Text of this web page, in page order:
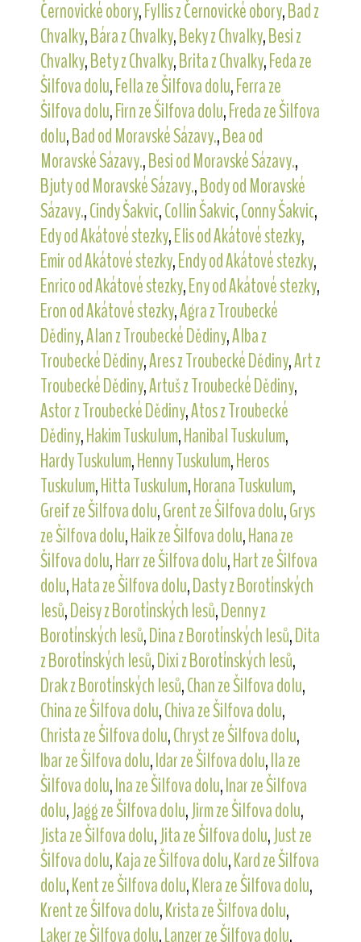
Černovické obory,Fyllis z Černovické obory,Bad z
Chvalky,Bára z Chvalky,Beky z Chvalky,Besi z
Chvalky,Bety z Chvalky,Brita z Chvalky,Feda ze
Šilfova dolu,Fella ze Šilfova dolu,Ferra ze
Šilfova dolu,Firn ze Šilfova dolu,Freda ze Šilfova
dolu,Bad od Moravské Sázavy.,Bea od
Moravské Sázavy.,Besi od Moravské Sázavy.,
Bjuty od Moravské Sázavy.,Body od Moravské
Sázavy.,Cindy Šakvic,Collin Šakvic,Conny Šakvic,
Edy od Akátové stezky,Elis od Akátové stezky,
Emir od Akátové stezky,Endy od Akátové stezky,
Enrico od Akátové stezky,Eny od Akátové stezky,
Eron od Akátové stezky,Agra z Troubecké
Dědiny,Alan z Troubecké Dědiny,Alba z
Troubecké Dědiny,Ares z Troubecké Dědiny,Art z
Troubecké Dědiny,Artuš z Troubecké Dědiny,
Astor z Troubecké Dědiny,Atos z Troubecké
Dědiny,Hakim Tuskulum,Hanibal Tuskulum,
Hardy Tuskulum,Henny Tuskulum,Heros
Tuskulum,Hitta Tuskulum,Horana Tuskulum,
Greif ze Šilfova dolu,Grent ze Šilfova dolu,Grys
ze Šilfova dolu,Haik ze Šilfova dolu,Hana ze
Šilfova dolu,Harr ze Šilfova dolu,Hart ze Šilfova
dolu,Hata ze Šilfova dolu,Dasty z Borotínských
lesů,Deisy z Borotínských lesů,Denny z
Borotínských lesů,Dina z Borotínských lesů,Dita
z Borotínských lesů,Dixi z Borotínských lesů,
Drak z Borotínských lesů,Chan ze Šilfova dolu,
China ze Šilfova dolu,Chiva ze Šilfova dolu,
Christa ze Šilfova dolu,Chryst ze Šilfova dolu,
Ibar ze Šilfova dolu,Idar ze Šilfova dolu,Ila ze
Šilfova dolu,Ina ze Šilfova dolu,Inar ze Šilfova
dolu,Jagg ze Šilfova dolu,Jirm ze Šilfova dolu,
Jista ze Šilfova dolu,Jita ze Šilfova dolu,Just ze
Šilfova dolu,Kaja ze Šilfova dolu,Kard ze Šilfova
dolu,Kent ze Šilfova dolu,Klera ze Šilfova dolu,
Krent ze Šilfova dolu,Krista ze Šilfova dolu,
Laker ze Šilfova dolu,Lanzer ze Šilfova dolu,